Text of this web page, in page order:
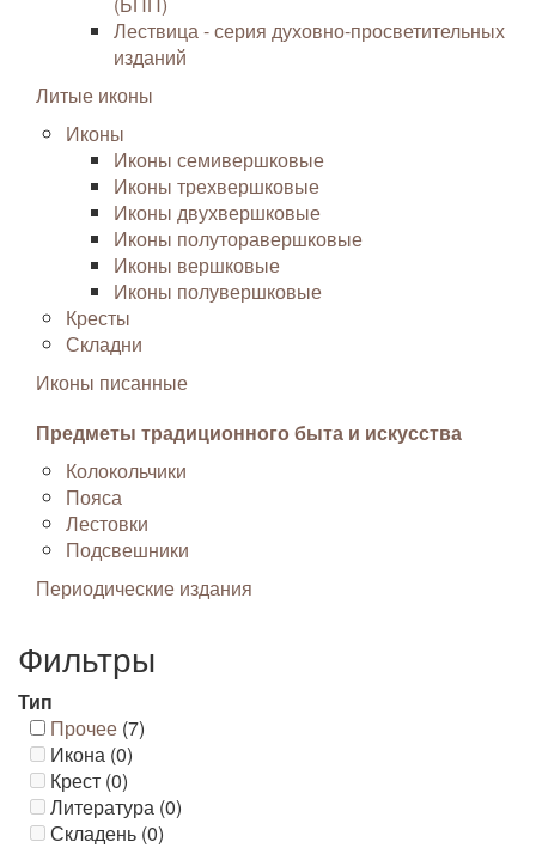
Лествица - серия духовно-просветительных
изданий
Литые иконы
Иконы
Иконы семивершковые
Иконы трехвершковые
Иконы двухвершковые
Иконы полуторавершковые
Иконы вершковые
Иконы полувершковые
Кресты
Складни
Иконы писанные
Предметы традиционного быта и искусства
Колокольчики
Пояса
Лестовки
Подсвешники
Периодические издания
Фильтры
Тип
Прочее (7)
Икона (0)
Крест (0)
Литература (0)
Складень (0)